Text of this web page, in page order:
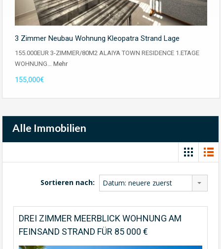
3 Zimmer Neubau Wohnung Kleopatra Strand Lage
155.000EUR 3-ZIMMER/80M2 ALAIYA TOWN RESIDENCE 1.ETAGE
WOHNUNG… Mehr
155,000€
Alle Immobilien
Sortieren nach: Datum: neuere zuerst
DREI ZIMMER MEERBLICK WOHNUNG AM
FEINSAND STRAND FÜR 85 000 €